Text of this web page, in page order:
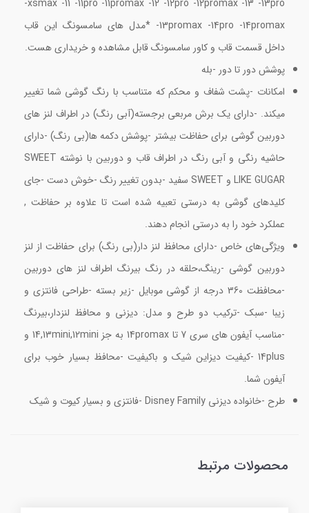
-xsmax -11 -11pro -11promax -12 -12pro -12promax -13 -13pro
-13promax -14pro -14promax *مدل های سامسونگ این قاب
داخل قسمت قاب و کاور سامسونگ قابل مشاهده و خریداری هست.
پوشش دور تا دور -بله
امکانات -پشت شفاف و محکم که متناسب با رنگ گوشی شما تغییر
میکند. -دارای یک برش مربعی برجسته(آبی رنگ) در اطراف لنز های
دوربین گوشی برای حفاظت بیشتر -پوشش دکمه ها(بی رنگ) -دارای
حاشیه رنگی و آبی رنگ در اطراف قاب و دوربین با نوشته SWEET
LIKE GUGAR و SWEET سفید -بدون تغییر رنگ -خوش دست -جای
کلیدهای گوشی به درستی تعبیه شده است تا علاوه بر حفاظت ,
عملکرد خود را به درستی انجام دهند.
ویژگی‌های خاص -دارای محافظ لنز دار(بی رنگ) برای حفاظت از لنز
دوربین گوشی -رینگ،حلقه در رنگ بیرنگ اطراف لنز های دوربین
-محافظت 360 درجه از گوشی موبایل -زیر بسته -طراحی فانتزی و
زیبا -سبک -ترکیب دو طرح و مدل: دیزنی و محافظ لنزدار،بیرنگ
-مناسب آیفون های سری 7 تا 14promax به جز 14,13mini,12mini و
14plus -کیفیت دیزاین شیک و باکیفیت -محافظ بسیار خوب برای
آیفون شما.
طرح -خانواده دیزنی Disney Family -فانتزی و بسیار کیوت و شیک
محصولات مرتبط